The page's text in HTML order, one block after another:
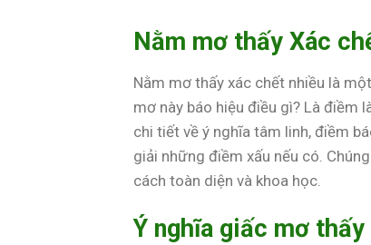
Nằm mơ thấy Xác
Nằm mơ thấy xác chết nhiều là
mơ này báo hiệu điều gì? Là điềm
chi tiết về ý nghĩa tâm linh, điềm
giải những điềm xấu nếu có.
cách toàn diện và khoa học.
Ý nghĩa giấc mơ